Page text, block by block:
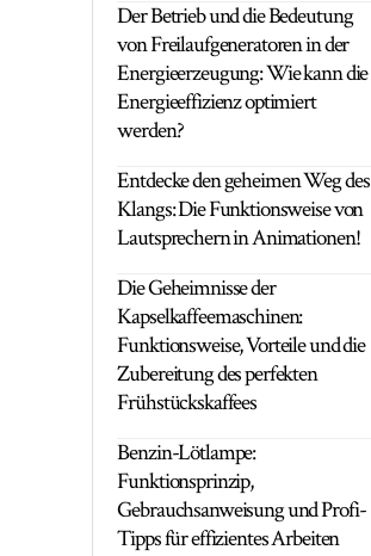
Der Betrieb und die Bedeutung
von Freilaufgeneratoren in der
Energieerzeugung: Wie kann die
Energieeffizienz optimiert
werden?
Entdecke den geheimen Weg des
Klangs: Die Funktionsweise von
Lautsprechern in Animationen!
Die Geheimnisse der
Kapselkaffeemaschinen:
Funktionsweise, Vorteile und die
Zubereitung des perfekten
Frühstückskaffees
Benzin-Lötlampe:
Funktionsprinzip,
Gebrauchsanweisung und Profi-
Tipps für effizientes Arbeiten